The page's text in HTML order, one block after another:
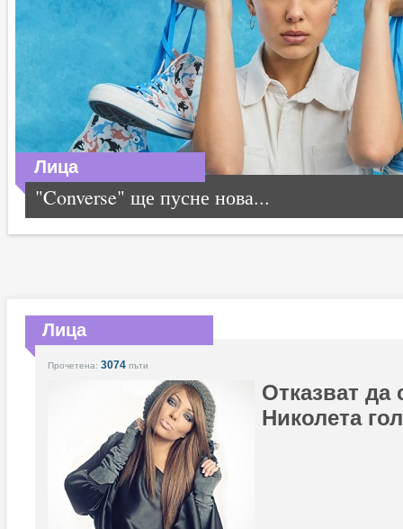
Лица
"Converse" ще пусне нова...
Лица
Прочетена: 3074 пъти
Отказват да
Николета